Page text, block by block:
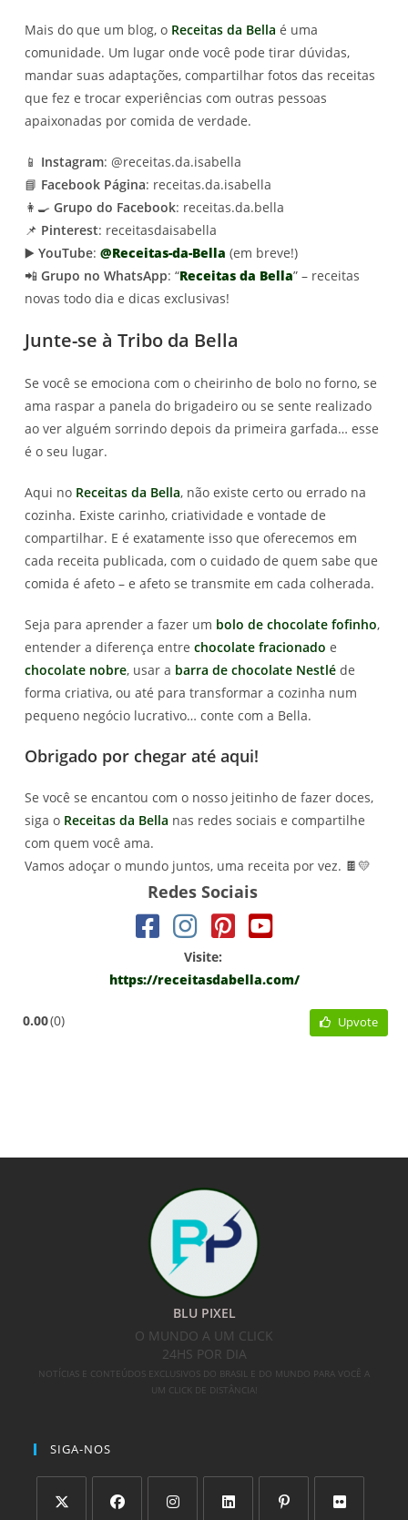
Mais do que um blog, o Receitas da Bella é uma
comunidade. Um lugar onde você pode tirar dúvidas,
mandar suas adaptações, compartilhar fotos das receitas
que fez e trocar experiências com outras pessoas
apaixonadas por comida de verdade.
📱 Instagram: @receitas.da.isabella
📘 Facebook Página: receitas.da.isabella
👩‍🍳Grupo do Facebook: receitas.da.bella
📌 Pinterest: receitasdaisabella
▶️YouTube:@Receitas-da-Bella (em breve!)
📲Grupo no WhatsApp: “Receitas da Bella” – receitas
novas todo dia e dicas exclusivas!
Junte-se à Tribo da Bella
Se você se emociona com o cheirinho de bolo no forno, se
ama raspar a panela do brigadeiro ou se sente realizado
ao ver alguém sorrindo depois da primeira garfada… esse
é o seu lugar.
Aqui no Receitas da Bella, não existe certo ou errado na
cozinha. Existe carinho, criatividade e vontade de
compartilhar. E é exatamente isso que oferecemos em
cada receita publicada, com o cuidado de quem sabe que
comida é afeto – e afeto se transmite em cada colherada.
Seja para aprender a fazer um bolo de chocolate fofinho,
entender a diferença entrechocolate fracionado e
chocolate nobre, usar a barra de chocolate Nestlé de
forma criativa, ou até para transformar a cozinha num
pequeno negócio lucrativo… conte com a Bella.
Obrigado por chegar até aqui!
Se você se encantou com o nosso jeitinho de fazer doces,
siga o Receitas da Bella nas redes sociais e compartilhe
com quem você ama.
Vamos adoçar o mundo juntos, uma receita por vez. 🍫💛
Redes Sociais
Visite:
https://receitasdabella.com/
0.00 0 Upvote
BLU PIXEL
O MUNDO A UM CLICK
24HS POR DIA
NOTÍCIAS E CONTEÚDOS EXCLUSIVOS DO BRASIL E DO MUNDO PARA VOCÊ A
UM CLICK DE DISTÂNCIA!
SIGA-NOS